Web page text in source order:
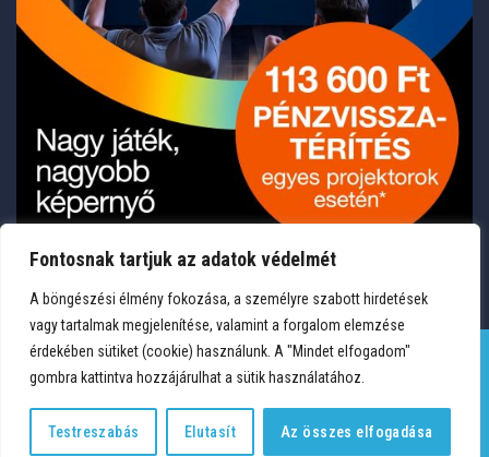
Fontosnak tartjuk az adatok védelmét
A böngészési élmény fokozása, a személyre szabott hirdetések
vagy tartalmak megjelenítése, valamint a forgalom elemzése
érdekében sütiket (cookie) használunk. A "Mindet elfogadom"
gombra kattintva hozzájárulhat a sütik használatához.
Testreszabás Elutasít Az összes elfogadása
Copyright 2026 © Medium Hungary Kft. Minden jog fenntartva.